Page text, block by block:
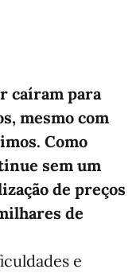
caíram para
mesmo com
Como
sem um
de preços
de
e